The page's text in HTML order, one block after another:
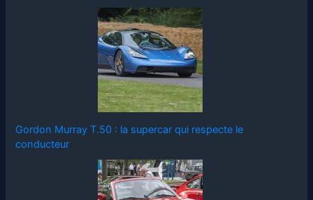
Gordon Murray T.50 : la supercar qui respecte le
conducteur